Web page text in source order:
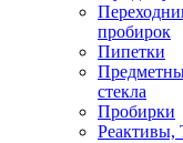
пробирок
Пипетки
стекла
Пробирки
Реактивы,